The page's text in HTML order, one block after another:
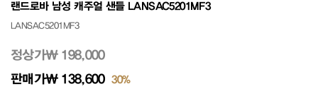
랜드로바 남성 캐주얼 샌들 LANSAC5201MF3
LANSAC5201MF3
정상가₩ 198,000
판매가₩ 138,600 30%